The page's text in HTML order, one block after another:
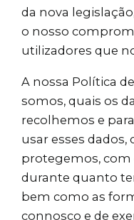
da nova
o nosso
utilizadores que
A nossa Política
somos, quais os
recolhemos e
usar esses
protegemos,
durante quanto
bem como as
connosco e de